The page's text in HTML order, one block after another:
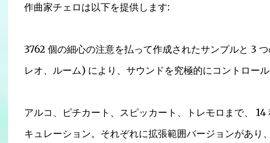
作曲家チェロは以下を提供します:
3762 個の細心の注意を払って作成されたサンプルと 3
レオ、ルーム) により、サウンドを究極的にコントロール
アルコ、ピチカート、スピッカート、トレモロまで、
キュレーション。それぞれに拡張範囲バージョンがあり